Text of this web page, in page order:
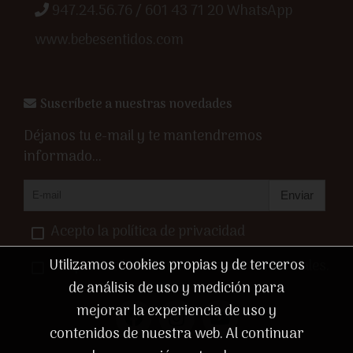
947.24.56.76 / 601 43 71 20 WhatsApp
www.bebesentidos.com
Suscríbete a nuestras novedades
Déjanos tu e-mail y te mantendremos
informado...
Enviar
Acepto la política de privacidad
Acepto recibir comunicaciones comerciales.
Utilizamos cookies propias y de terceros
de análisis de uso y medición para
mejorar la experiencia de uso y
contenidos de nuestra web. Al continuar